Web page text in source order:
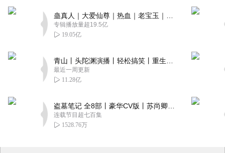
专辑播放量超19.5亿
19.05亿
最近一周更新
11.28亿
连载节目超七百集
1528.76万